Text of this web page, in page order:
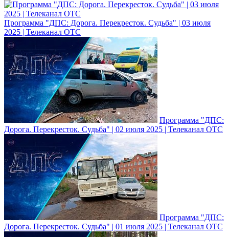
Программа "ДПС: Дорога. Перекресток. Судьба" | 03 июля
2025 | Телеканал ОТС
Программа "ДПС:
Дорога. Перекресток. Судьба" | 02 июля 2025 | Телеканал ОТС
Программа "ДПС:
Дорога. Перекресток. Судьба" | 01 июля 2025 | Телеканал ОТС